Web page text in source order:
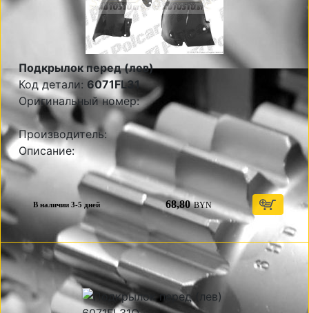
Подкрылок перед (лев)
Код детали: 6071FL31
Оригинальный номер:
Производитель:
Описание:
В наличии 3-5 дней 68,80 BYN